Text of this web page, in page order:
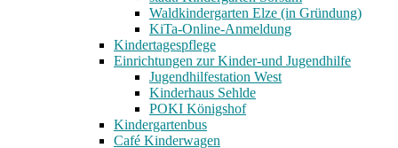
Waldkindergarten Elze (in Gründung)
KiTa-Online-Anmeldung
Kindertagespflege
Einrichtungen zur Kinder-und Jugendhilfe
Jugendhilfestation West
Kinderhaus Sehlde
POKI Königshof
Kindergartenbus
Café Kinderwagen